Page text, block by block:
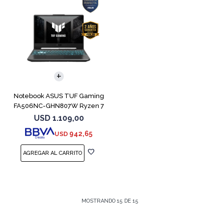
Notebook ASUS TUF Gaming
FA506NC-GHN807W Ryzen 7
7445HS 3050
USD 1.109,00
USD 942,65
COMPARAR
MOSTRANDO 15 DE 15